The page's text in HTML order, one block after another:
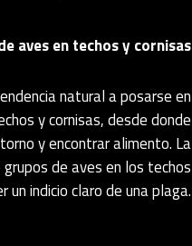
aves en techos y cornisas
natural a posarse en
y cornisas, desde donde
y encontrar alimento. La
de aves en los techos
un indicio claro de una plaga.